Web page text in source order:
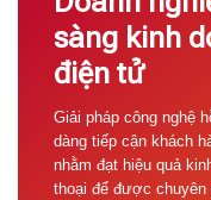
sàng kinh
điện tử
Giải pháp công nghệ
dàng tiếp cận khách
nhằm đạt hiệu quả
thoại để được